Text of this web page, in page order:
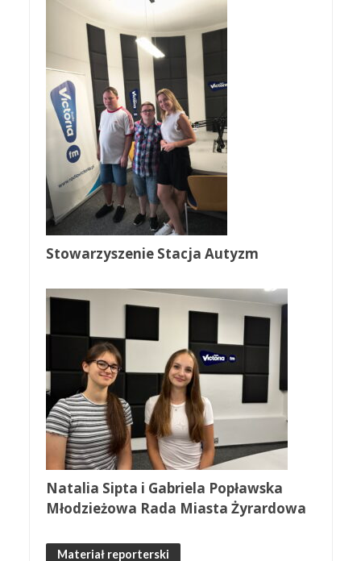
Stowarzyszenie Stacja Autyzm
Natalia Sipta i Gabriela Popławska
Młodzieżowa Rada Miasta Żyrardowa
Materiał reporterski